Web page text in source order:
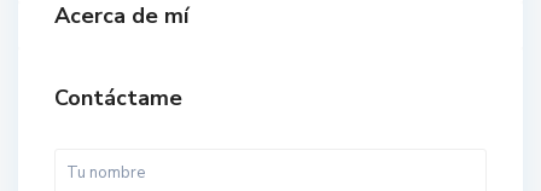
Acerca de mí
Contáctame